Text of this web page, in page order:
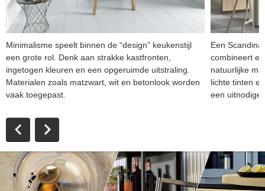
Minimalisme speelt binnen de “design” keukenstijl
een grote rol. Denk aan strakke kastfronten,
ingetogen kleuren en een opgeruimde uitstraling.
Materialen zoals matzwart, wit en betonlook worden
vaak toegepast.
Een
combineert
natuurlijke
lichte tinten
een